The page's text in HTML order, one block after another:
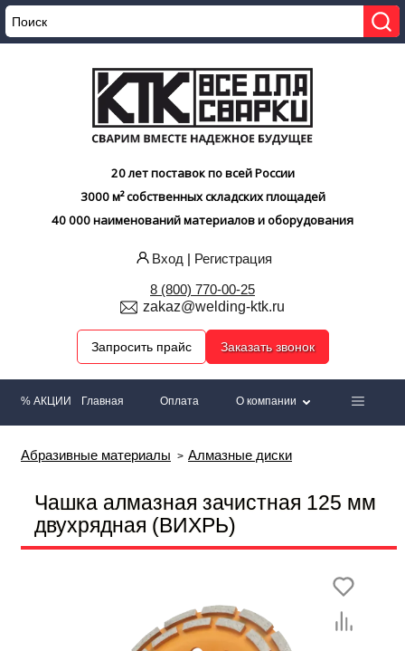
20 лет поставок по всей России
3000 м² собственных складских площадей
40 000 наименований материалов и оборудования
Вход | Регистрация
8 (800) 770-00-25
zakaz@welding-ktk.ru
Запросить прайс Заказать звонок
% АКЦИИ Главная Оплата О компании
Абразивные материалы Алмазные диски
Чашка алмазная зачистная 125 мм
двухрядная (ВИХРЬ)